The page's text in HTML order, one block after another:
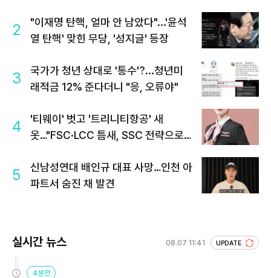
2
"이재명 탄핵, 얼마 안 남았다"...'윤석
열 탄핵' 맞힌 무당, '성지글' 등장
3
국가가 청년 상대로 '통수'?...청년미
래적금 12% 준다더니 "응, 오류야"
4
'티웨이' 벗고 '트리니티항공' 새
옷…"FSC·LCC 틈새, SSC 전략으로
5
신남성연대 배인규 대표 사망…인천 아
파트서 숨진 채 발견
실시간 뉴스 08.07 11:41 UPDATE
4분전